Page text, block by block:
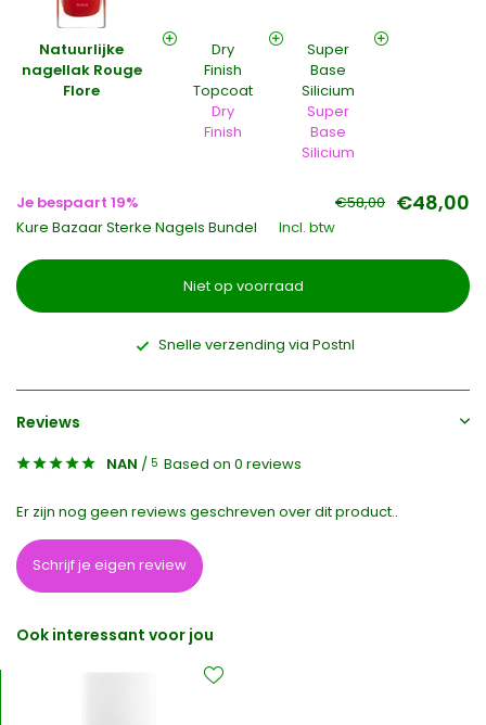
Natuurlijke
nagellak Rouge
Flore
Dry
Finish
Topcoat
Dry
Finish
Super
Base
Silicium
Super
Base
Silicium
Je bespaart 19% €58,00 €48,00
Kure Bazaar Sterke Nagels Bundel Incl. btw
Niet op voorraad
Snelle verzending via Postnl
Reviews
NAN / 5 Based on 0 reviews
Er zijn nog geen reviews geschreven over dit product..
Schrijf je eigen review
Ook interessant voor jou